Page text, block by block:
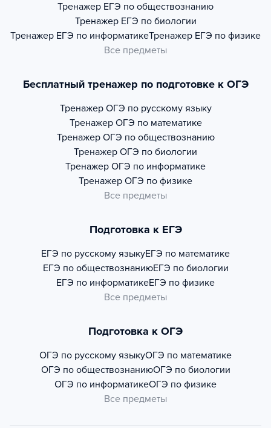
Тренажер ЕГЭ по обществознанию
Тренажер ЕГЭ по биологии
Тренажер ЕГЭ по информатикеТренажер ЕГЭ по физике
Все предметы
Бесплатный тренажер по подготовке к ОГЭ
Тренажер ОГЭ по русскому языку
Тренажер ОГЭ по математике
Тренажер ОГЭ по обществознанию
Тренажер ОГЭ по биологии
Тренажер ОГЭ по информатике
Тренажер ОГЭ по физике
Все предметы
Подготовка к ЕГЭ
ЕГЭ по русскому языкуЕГЭ по математике
ЕГЭ по обществознаниюЕГЭ по биологии
ЕГЭ по информатикеЕГЭ по физике
Все предметы
Подготовка к ОГЭ
ОГЭ по русскому языкуОГЭ по математике
ОГЭ по обществознаниюОГЭ по биологии
ОГЭ по информатикеОГЭ по физике
Все предметы